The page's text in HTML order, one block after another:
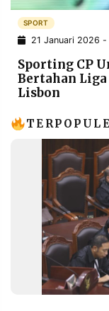
POLICY
INFORMASI
IKLAN
PENGADUAN
IKUTI
SPORT
21 Januari 2026 -
Sporting CP
Bertahan
Lisbon